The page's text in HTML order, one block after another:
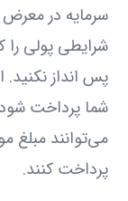
سرمایه در
شرایطی پولی را
پس انداز نکنید.
شما پرداخت
می‌توانند مبلغ
پرداخت کنند.